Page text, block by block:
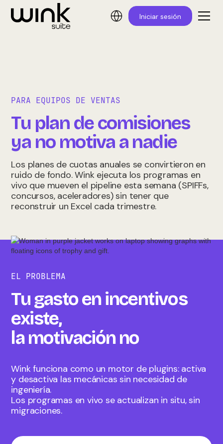
Iniciar sesión
PARA EQUIPOS DE VENTAS
Tu plan de comisiones
ya no motiva a nadie
Los planes de cuotas anuales se convirtieron en
ruido de fondo. Wink ejecuta los programas en
vivo que mueven el pipeline esta semana (SPIFFs,
concursos, aceleradores) sin tener que
reconstruir un Excel cada trimestre.
EL PROBLEMA
Tu gasto en incentivos
existe,
la motivación no
Wink funciona como un motor de plugins: activa
y desactiva las mecánicas sin necesidad de
ingeniería.
Los programas en vivo se actualizan in situ, sin
migraciones.